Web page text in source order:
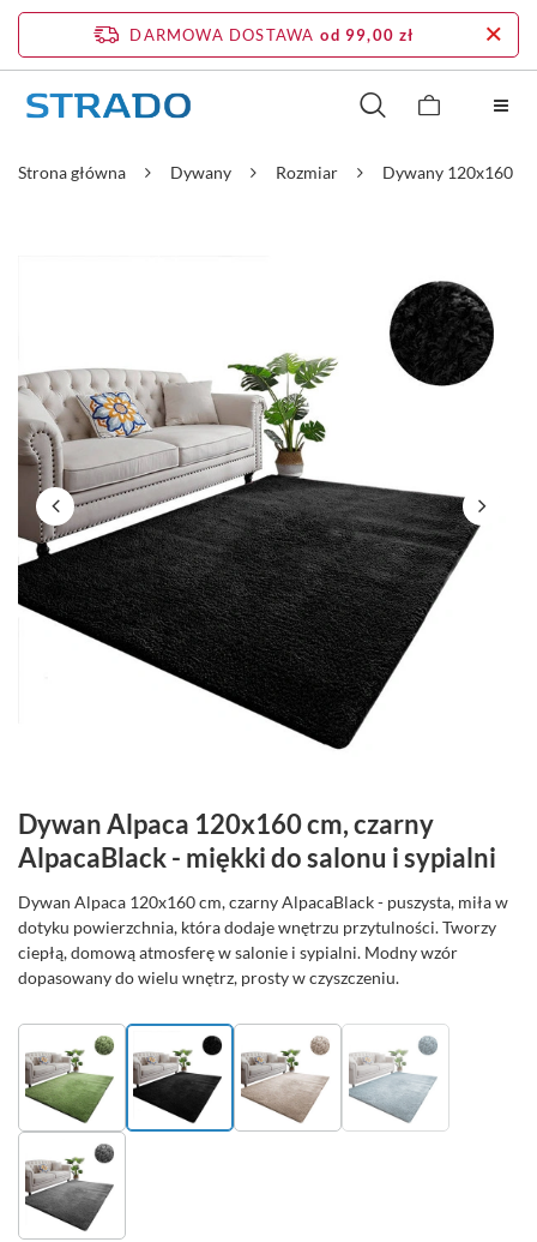
DARMOWA DOSTAWA od 99,00 zł
Strona główna Dywany Rozmiar Dywany 120x160
Dywan Alpaca 120x160 cm, czarny
AlpacaBlack - miękki do salonu i sypialni
Dywan Alpaca 120x160 cm, czarny AlpacaBlack - puszysta, miła w
dotyku powierzchnia, która dodaje wnętrzu przytulności. Tworzy
ciepłą, domową atmosferę w salonie i sypialni. Modny wzór
dopasowany do wielu wnętrz, prosty w czyszczeniu.